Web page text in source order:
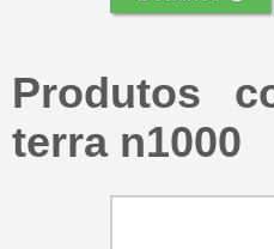
Produtos
terra n1000